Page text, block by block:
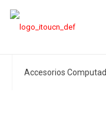
Accesorios